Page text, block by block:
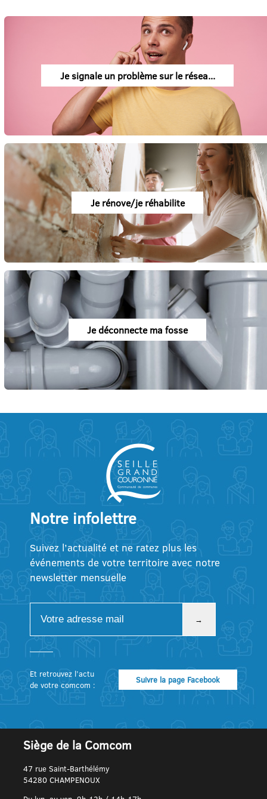
Je signale un problème sur le résea...
Je rénove/je réhabilite
Je déconnecte ma fosse
Notre infolettre
Suivez l’actualité et ne ratez plus les
événements de votre territoire avec notre
newsletter mensuelle
Et retrouvez l’actu
de votre comcom :
Suivre la page Facebook
Siège de la Comcom
47 rue Saint-Barthélémy
54280 CHAMPENOUX